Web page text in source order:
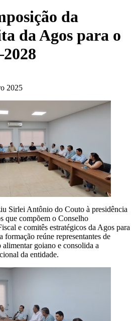
da
da Agos para o
2025
Sirlei Antônio do Couto à presidência
que compõem o Conselho
e comitês estratégicos da Agos para
reúne representantes de
goiano e consolida a
da entidade.